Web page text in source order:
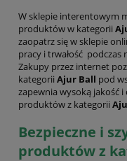
W sklepie interentowym
produktów w kategorii
zaopatrz się w sklepie
pracy i trwałość
Zakupy przez internet
kategorii Ajur Ball pod
zapewnia wysoką jakość i
produktów z kategorii
Bezpieczne i
produktów z